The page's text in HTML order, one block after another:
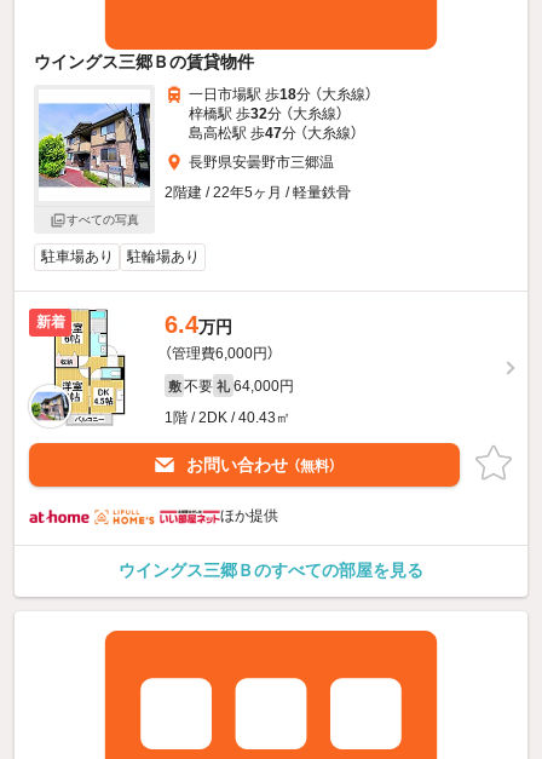
ウイングス三郷Ｂの賃貸物件
すべての写真
一日市場駅 歩18分 （大糸線）
梓橋駅 歩32分 （大糸線）
島高松駅 歩47分 （大糸線）
長野県安曇野市三郷温
2階建 / 22年5ヶ月 / 軽量鉄骨
駐車場あり 駐輪場あり
新着 6.4万円
（管理費6,000円）
敷 不要 礼 64,000円
1階 / 2DK / 40.43㎡
お問い合わせ （無料）
ほか提供
ウイングス三郷Ｂのすべての部屋を見る